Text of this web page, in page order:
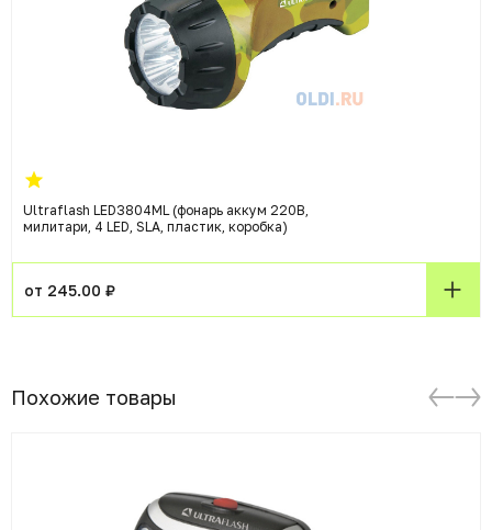
Ultraflash LED3804ML (фонарь аккум 220В,
милитари, 4 LED, SLA, пластик, коробка)
от 245.00 ₽
Похожие товары